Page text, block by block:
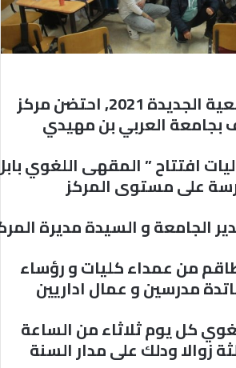
مع بداية السنة الجامعية الجديدة 2021, احتضن مركز
بجامعة العربي بن مهيدي
مقهىاللغوي
على مستوى المركز
الجامعة و السيدة مديرة
من عمداء كليات و رؤساء
مدرسين و عمال اداريين
كل يوم ثلاثاء من الساعة
زوالا ودلك على مدار السنة